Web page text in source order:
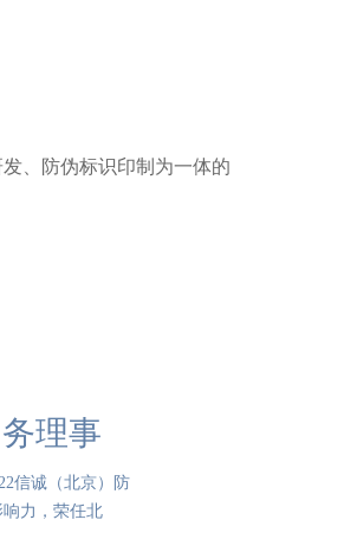
、防伪标识印制为一体的
理事
信诚（北京）防
力，荣任北